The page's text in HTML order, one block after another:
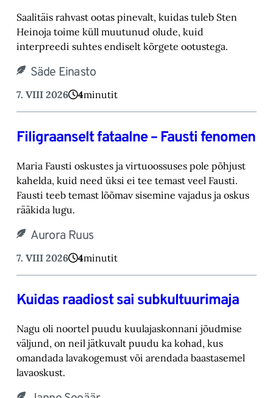
Saalitäis rahvast ootas pinevalt, kuidas tuleb Sten
Heinoja toime küll muutunud olude, kuid
‎interpreedi suhtes endiselt kõrgete ootustega.‎
Säde Einasto
7. VIII 2026 4minutit
Filigraanselt fataalne – Fausti fenomen
Maria Fausti oskustes ja virtuoossuses pole põhjust
kahelda, kuid need üksi ei tee temast ‎veel Fausti.
Fausti teeb temast lõõmav sisemine vajadus ja oskus
rääkida lugu.‎
Aurora Ruus
7. VIII 2026 4minutit
Kuidas raadiost sai subkultuurimaja
Nagu oli noortel puudu kuulajaskonnani jõudmise
väljund, on neil jätkuvalt puudu ka kohad, ‎kus
omandada lavakogemust või arendada baastasemel
lavaoskust.‎